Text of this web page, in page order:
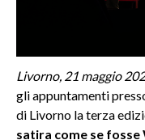
Livorno, 21 maggio
gli appuntamenti
di Livorno la terza
satira come se fosse